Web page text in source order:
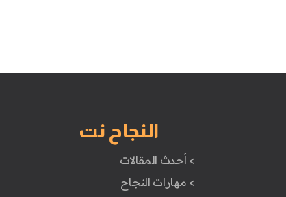
النجاح نت
> أحدث المقالات
> مهارات النجاح